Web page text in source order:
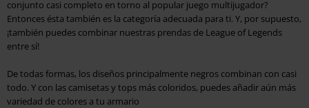
conjunto casi completo en torno al popular juego multijugador?
Entonces ésta también es la categoría adecuada para ti. Y, por supuesto,
¡también puedes combinar nuestras prendas de League of Legends
entre sí!
De todas formas, los diseños principalmente negros combinan con casi
todo. Y con las camisetas y tops más coloridos, puedes añadir aún más
variedad de colores a tu armario